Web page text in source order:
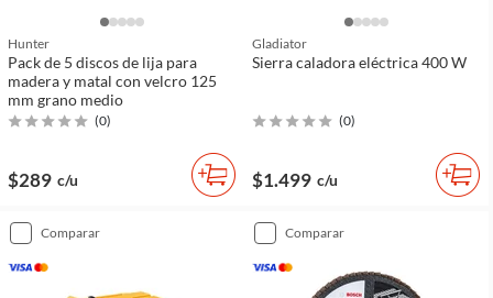
Hunter
Pack de 5 discos de lija para
madera y matal con velcro 125
mm grano medio
(0)
$289 c/u
Gladiator
Sierra caladora eléctrica 400 W
(0)
$1.499 c/u
comparar comparar